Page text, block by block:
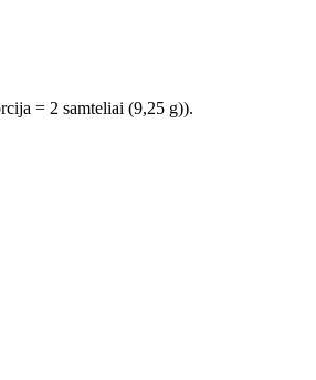
= 2 samteliai (9,25 g)).